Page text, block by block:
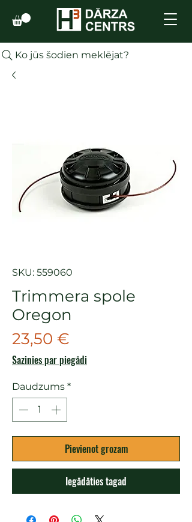
Ko jūs šodien meklējat?
SKU: 559060
Trimmera spole
Oregon
23,50 €
Sazinies par piegādi
Daudzums *
Pievienot grozam
Iegādāties tagad